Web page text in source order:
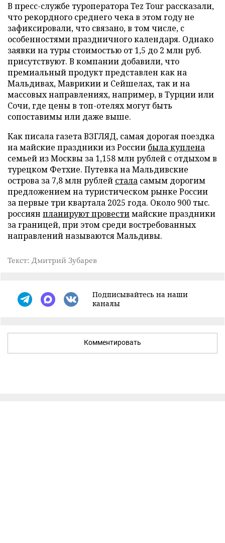
В пресс-службе туроператора Tez Tour рассказали,
что рекордного среднего чека в этом году не
зафиксировали, что связано, в том числе, с
особенностями праздничного календаря. Однако
заявки на туры стоимостью от 1,5 до 2 млн руб.
присутствуют. В компании добавили, что
премиальный продукт представлен как на
Мальдивах, Маврикии и Сейшелах, так и на
массовых направлениях, например, в Турции или
Сочи, где цены в топ-отелях могут быть
сопоставимы или даже выше.
Как писала газета ВЗГЛЯД, самая дорогая поездка
на майские праздники из России была куплена
семьей из Москвы за 1,158 млн рублей с отдыхом в
турецком Фетхие. Путевка на Мальдивские
острова за 7,8 млн рублей стала самым дорогим
предложением на туристическом рынке России
за первые три квартала 2025 года. Около 900 тыс.
россиян планируют провестимайские праздники
за границей, при этом среди востребованных
направлений называются Мальдивы.
Текст: Дмитрий Зубарев
Подписывайтесь на наши
каналы
Комментировать